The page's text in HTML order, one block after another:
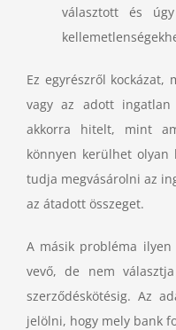
választott és
Ez egyrészről kockázat,
vagy az adott
akkorra hitelt, mint
könnyen kerülhet olyan
tudja megvásárolni az
az átadott összeget.
A másik probléma
vevő, de nem
szerződéskötésig. Az
jelölni, hogy mely bank